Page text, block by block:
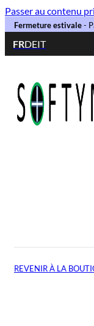
Passer au contenu
Fermeture estivale -
FRDEIT
REVENIR À LA